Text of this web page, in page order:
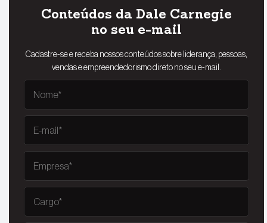
Conteúdos da Dale Carnegie
no seu e-mail
Cadastre-se e receba nossos conteúdos sobre liderança, pessoas,
vendas e empreendedorismo direto no seu e-mail.